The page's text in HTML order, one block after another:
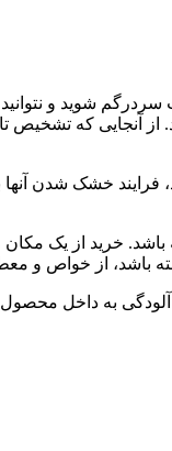
شوید و
از آنجایی که
خشک شدن
خرید از یک مکان
باشد، از خواص و
به داخل محصول